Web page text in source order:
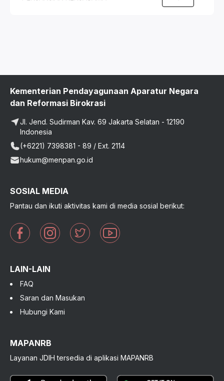
Kementerian Pendayagunaan Aparatur Negara
dan Reformasi Birokrasi
Jl. Jend. Sudirman Kav. 69 Jakarta Selatan - 12190
Indonesia
(+6221) 7398381 - 89 / Ext. 2114
hukum@menpan.go.id
SOSIAL MEDIA
Pantau dan ikuti aktivitas kami di media sosial berikut:
LAIN-LAIN
FAQ
Saran dan Masukan
Hubungi Kami
MAPANRB
Layanan JDIH tersedia di aplikasi MAPANRB